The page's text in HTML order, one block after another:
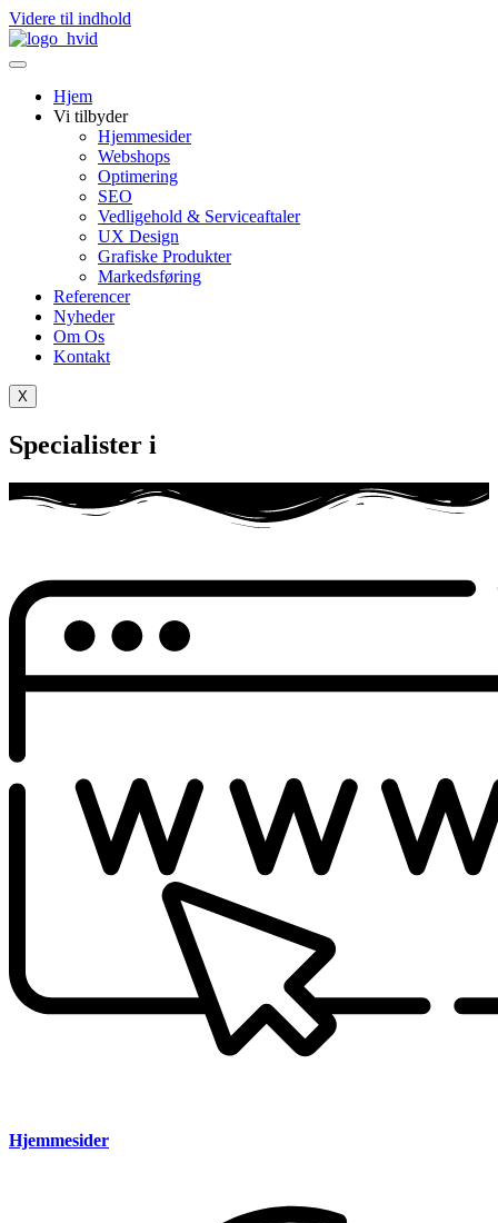
Videre til indhold
Hjem
Vi tilbyder
Hjemmesider
Webshops
Optimering
SEO
Vedligehold & Serviceaftaler
UX Design
Grafiske Produkter
Markedsføring
Referencer
Nyheder
Om Os
Kontakt
X
Specialister i
Hjemmesider